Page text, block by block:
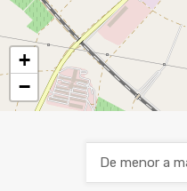
+
−
De menor a